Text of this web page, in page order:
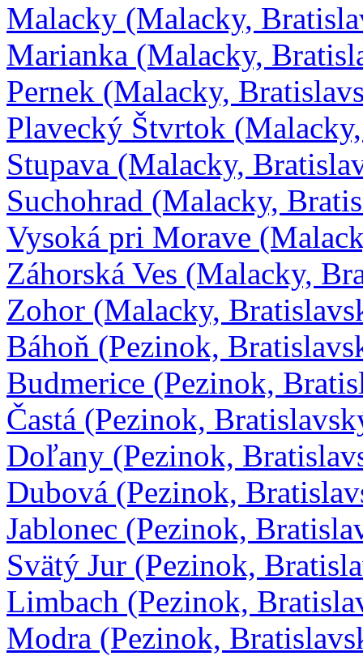
Malacky (Malacky,
Marianka (Malacky,
Pernek (Malacky,
Plavecký Štvrtok
Stupava (Malacky,
Suchohrad (Malacky,
Vysoká pri Morave
Záhorská Ves (Malacky,
Zohor (Malacky,
Báhoň (Pezinok,
Budmerice (Pezinok,
Častá (Pezinok,
Doľany (Pezinok,
Dubová (Pezinok,
Jablonec (Pezinok,
Svätý Jur (Pezinok,
Limbach (Pezinok,
Modra (Pezinok,